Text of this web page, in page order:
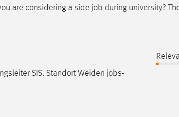
are considering a side job during university?
SIS, Standort Weiden jobs-